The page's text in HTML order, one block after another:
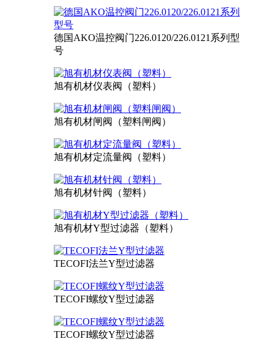
德国AKO温控阀门226.0120/226.0121系列型
号
旭有机材仪表阀（塑料）
旭有机材闸阀（塑料闸阀）
旭有机材定流量阀（塑料）
旭有机材针阀（塑料）
旭有机材Y型过滤器（塑料）
TECOFI法兰Y型过滤器
TECOFI螺纹Y型过滤器
TECOFI螺纹Y型过滤器